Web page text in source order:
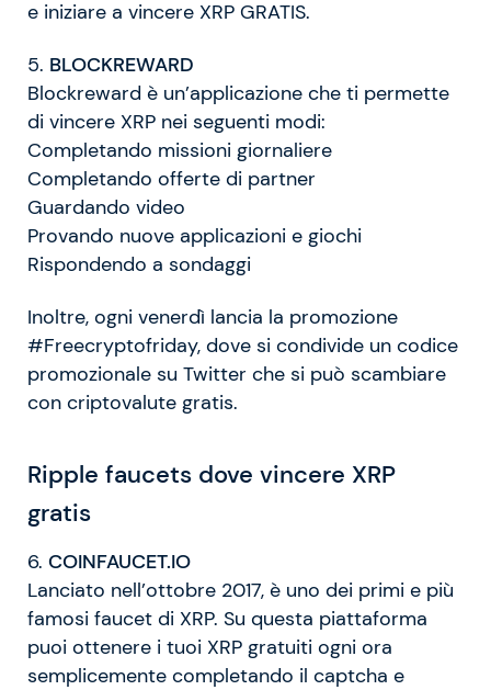
e iniziare a vincere XRP GRATIS.
5. BLOCKREWARD
Blockreward è un’applicazione che ti permette
di vincere XRP nei seguenti modi:
Completando missioni giornaliere
Completando offerte di partner
Guardando video
Provando nuove applicazioni e giochi
Rispondendo a sondaggi
Inoltre, ogni venerdì lancia la promozione
#Freecryptofriday, dove si condivide un codice
promozionale su Twitter che si può scambiare
con criptovalute gratis.
Ripple faucets dove vincere XRP
gratis
6. COINFAUCET.IO
Lanciato nell’ottobre 2017, è uno dei primi e più
famosi faucet di XRP. Su questa piattaforma
puoi ottenere i tuoi XRP gratuiti ogni ora
semplicemente completando il captcha e